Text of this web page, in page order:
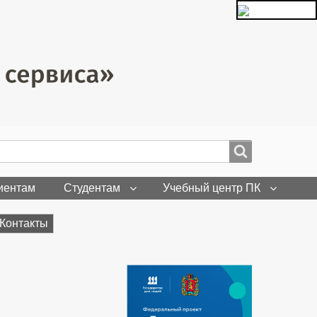
Студентам Учебный центр ПК